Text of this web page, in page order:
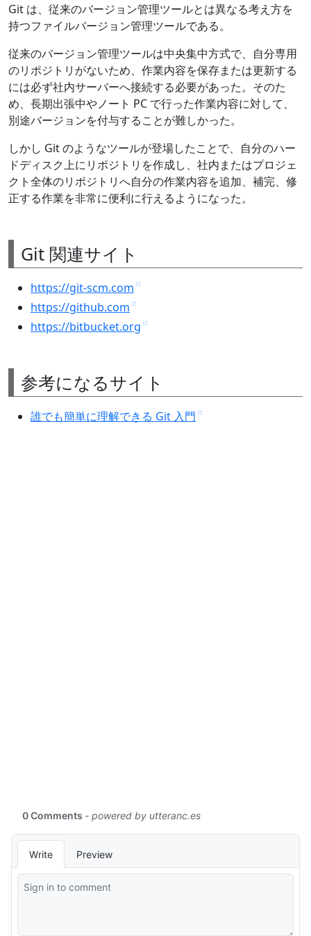
Git は、従来のバージョン管理ツールとは異なる考え方を
持つファイルバージョン管理ツールである。
従来のバージョン管理ツールは中央集中方式で、自分専用
のリポジトリがないため、作業内容を保存または更新する
には必ず社内サーバーへ接続する必要があった。そのた
め、長期出張中やノート PC で行った作業内容に対して、
別途バージョンを付与することが難しかった。
しかし Git のようなツールが登場したことで、自分のハー
ドディスク上にリポジトリを作成し、社内またはプロジェ
クト全体のリポジトリへ自分の作業内容を追加、補完、修
正する作業を非常に便利に行えるようになった。
Git 関連サイト
https://git-scm.com
https://github.com
https://bitbucket.org
参考になるサイト
誰でも簡単に理解できる Git 入門